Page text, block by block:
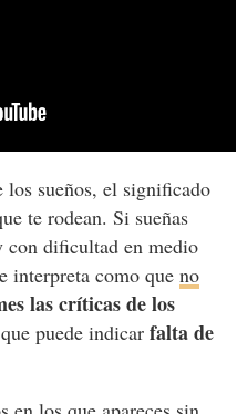
sueños, el significado
te rodean. Si sueñas
con dificultad en medio
interpreta como que no
las críticas de los
puede indicar falta de